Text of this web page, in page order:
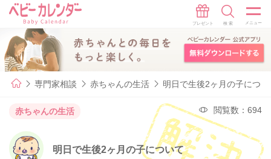
専門家相談 赤ちゃんの生活 明日で生後2ヶ月の子につい
赤ちゃんの生活 閲覧数：694
明日で生後2ヶ月の子について